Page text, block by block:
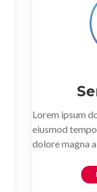
Lorem ipsum
eiusmod
dolore magna